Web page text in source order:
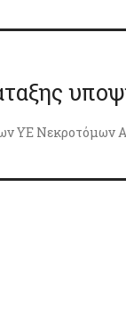
ΥΕ Νεκροτόμων